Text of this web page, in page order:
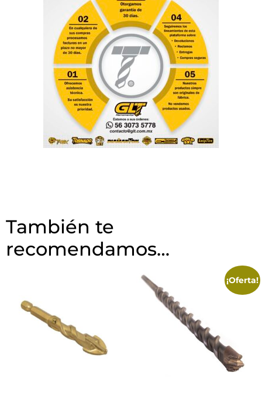
También te
recomendamos…
¡Oferta!